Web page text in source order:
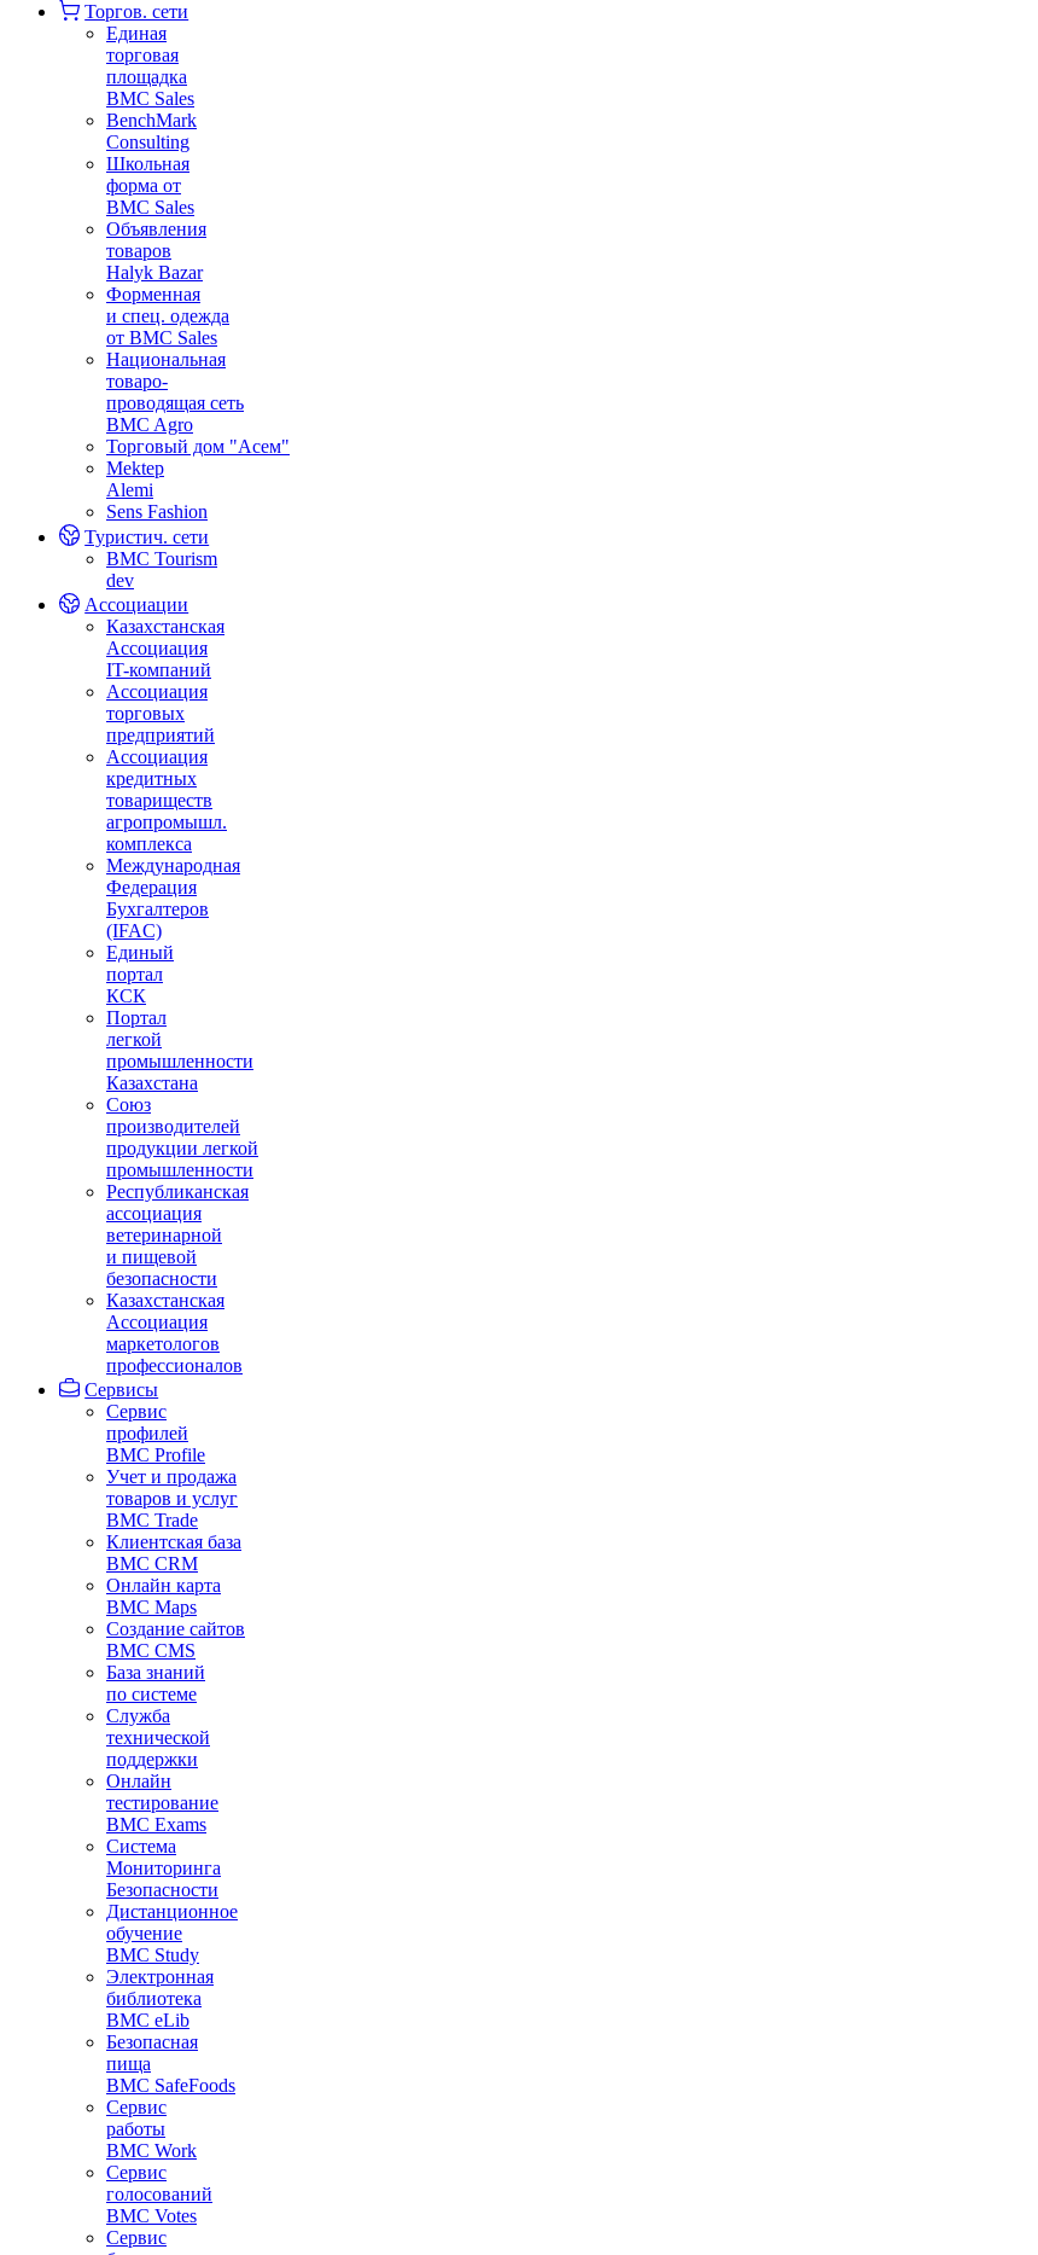
Торгов. сети
Единая
торговая
площадка
BMC Sales
BenchMark
Consulting
Школьная
форма от
BMC Sales
Объявления
товаров
Halyk Bazar
Форменная
и спец. одежда
от BMC Sales
Национальная
товаро-
проводящая сеть
BMC Agro
Торговый дом "Асем"
Mektep
Alemi
Sens Fashion
Туристич. сети
BMC Tourism
dev
Ассоциации
Казахстанская
Ассоциация
IT-компаний
Ассоциация
торговых
предприятий
Ассоциация
кредитных
товариществ
агропромышл.
комплекса
Международная
Федерация
Бухгалтеров
(IFAC)
Единый
портал
КСК
Портал
легкой
промышленности
Казахстана
Союз
производителей
продукции легкой
промышленности
Республиканская
ассоциация
ветеринарной
и пищевой
безопасности
Казахстанская
Ассоциация
маркетологов
профессионалов
Сервисы
Сервис
профилей
BMC Profile
Учет и продажа
товаров и услуг
BMC Trade
Клиентская база
BMC CRM
Онлайн карта
BMC Maps
Создание сайтов
BMC CMS
База знаний
по системе
Служба
технической
поддержки
Онлайн
тестирование
BMC Exams
Система
Мониторинга
Безопасности
Дистанционное
обучение
BMC Study
Электронная
библиотека
BMC eLib
Безопасная
пища
BMC SafeFoods
Сервис
работы
BMC Work
Сервис
голосований
BMC Votes
Сервис